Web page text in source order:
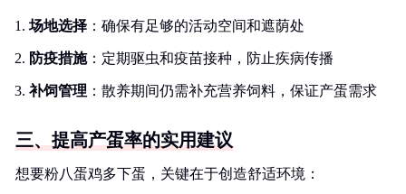
场地选择 ：确保有足够的活动空间和遮荫处
防疫措施：定期驱虫和疫苗接种，防止疾病传播
补饲管理 ：散养期间仍需补充营养饲料，保证产蛋需求
三、提高产蛋率的实用建议
想要粉八蛋鸡多下蛋，关键在于创造舒适环境：